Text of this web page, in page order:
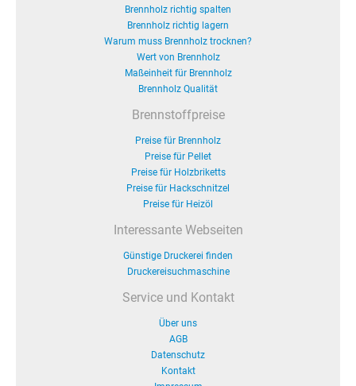
Brennholz richtig spalten
Brennholz richtig lagern
Warum muss Brennholz trocknen?
Wert von Brennholz
Maßeinheit für Brennholz
Brennholz Qualität
Brennstoffpreise
Preise für Brennholz
Preise für Pellet
Preise für Holzbriketts
Preise für Hackschnitzel
Preise für Heizöl
Interessante Webseiten
Günstige Druckerei finden
Druckereisuchmaschine
Service und Kontakt
Über uns
AGB
Datenschutz
Kontakt